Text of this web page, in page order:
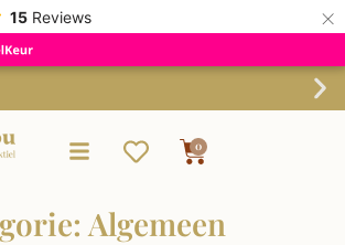
15 Reviews ×
€75,-
0
Algemeen